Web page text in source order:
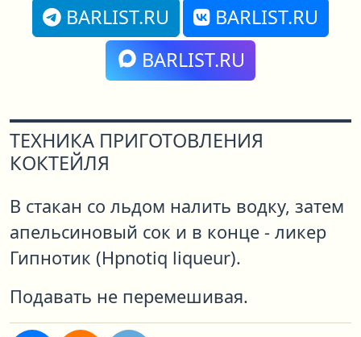
BARLIST.RU
BARLIST.RU
BARLIST.RU
ТЕХНИКА ПРИГОТОВЛЕНИЯ
КОКТЕЙЛЯ
В стакан со льдом налить водку, затем
апельсиновый сок и в конце - ликер
Гипнотик (Hpnotiq liqueur).
Подавать не перемешивая.